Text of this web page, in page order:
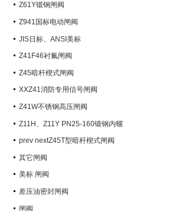
Z61Y锻钢闸阀
Z941国标电动闸阀
JIS日标、ANSI美标
Z41F46衬氟闸阀
Z45暗杆楔式闸阀
XXZ41消防专用信号闸阀
Z41W不锈钢高压闸阀
Z11H、Z11Y PN25-160锻钢内螺
纹楔式闸阀
prev nextZ45T型暗杆楔式闸阀
其它闸阀
美标 闸阀
差压油密封闸阀
闸阀